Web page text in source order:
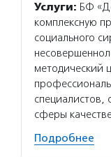
Услуги: БФ
комплексную
социального
методический
специалистов,
сферы
Подробнее